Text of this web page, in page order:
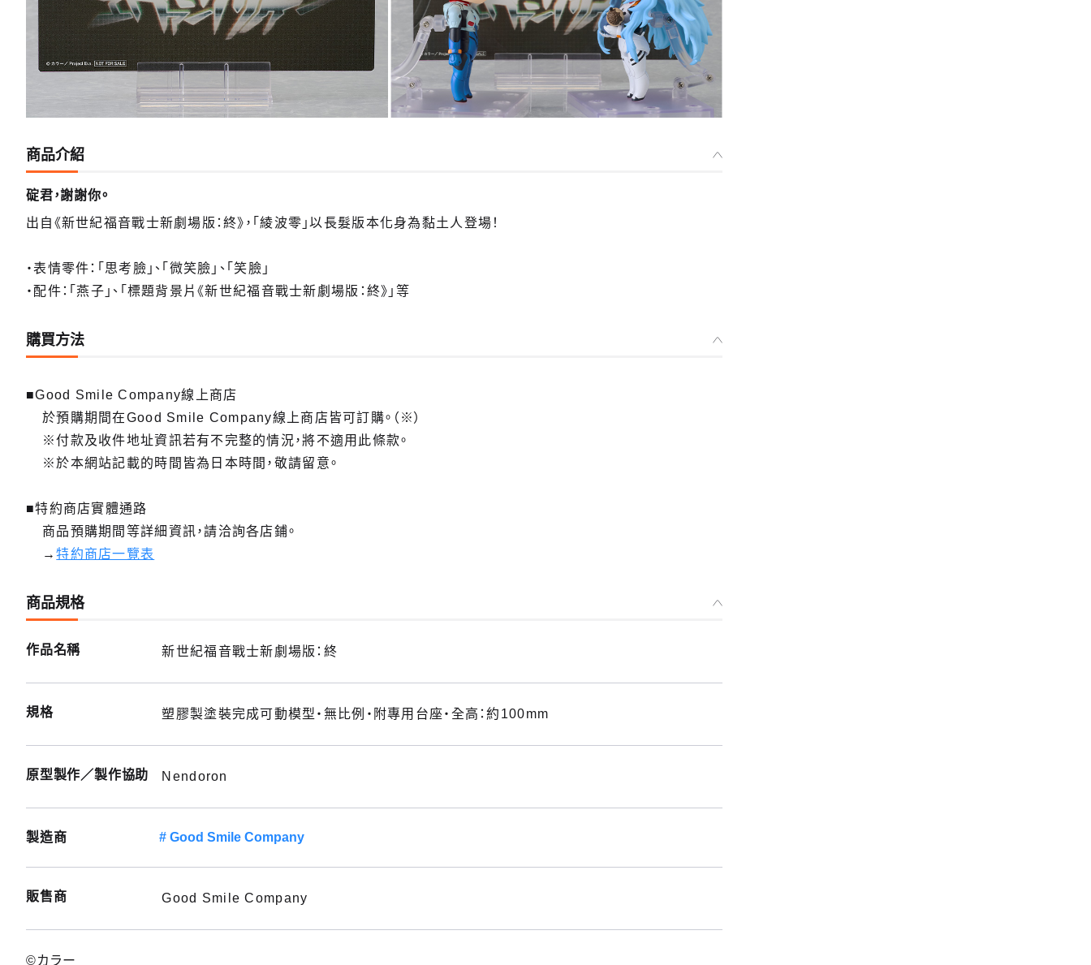
商品介紹
碇君，謝謝你。
出自《新世紀福音戰士新劇場版：終》，「綾波零」以長髮版本化身為黏土人登場！
・表情零件：「思考臉」、「微笑臉」、「笑臉」
・配件：「燕子」、「標題背景片《新世紀福音戰士新劇場版：終》」等
購買方法
■Good Smile Company線上商店
於預購期間在Good Smile Company線上商店皆可訂購。（※）
※付款及收件地址資訊若有不完整的情況，將不適用此條款。
※於本網站記載的時間皆為日本時間，敬請留意。
■特約商店實體通路
商品預購期間等詳細資訊，請洽詢各店鋪。
→特約商店一覽表
商品規格
作品名稱 新世紀福音戰士新劇場版：終
規格 塑膠製塗裝完成可動模型・無比例・附專用台座・全高：約100mm
原型製作／製作協助 Nendoron
製造商 Good Smile Company
販售商 Good Smile Company
©カラー